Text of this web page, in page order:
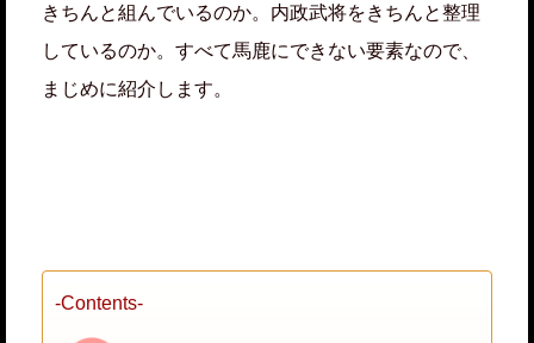
きちんと組んでいるのか。内政武将をきちんと整理
しているのか。すべて馬鹿にできない要素なので、
まじめに紹介します。
-Contents-